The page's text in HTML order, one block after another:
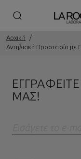
Αρχική
Αντηλιακή Προστασία
ΕΓΓΡΑΦΕΙΤΕ
ΜΑΣ!